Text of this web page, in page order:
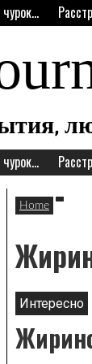
Home
Интересно